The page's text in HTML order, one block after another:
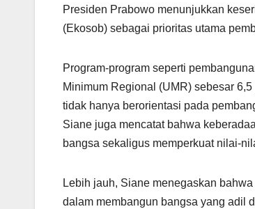
Presiden Prabowo menunjukkan
(Ekosob) sebagai prioritas utama
Program-program seperti
Minimum Regional (UMR) sebesar
tidak hanya berorientasi pada
Siane juga mencatat bahwa
bangsa sekaligus memperkuat nilai-
Lebih jauh, Siane menegaskan
dalam membangun bangsa yang adil